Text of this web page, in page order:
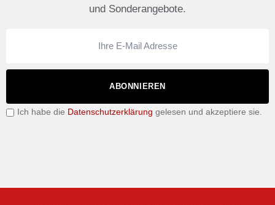
und Sonderangebote.
ABONNIEREN
Ich habe die Datenschutzerklärung gelesen und akzeptiere sie.